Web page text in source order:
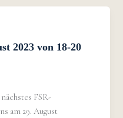
2023 von 18-20
FSR-
am 29. August